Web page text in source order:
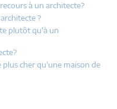
à un architecte?
?
plutôt qu'à un
cher qu'une maison de